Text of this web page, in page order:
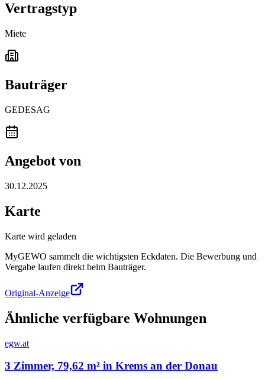
Vertragstyp
Miete
Bauträger
GEDESAG
Angebot von
30.12.2025
Karte
Karte wird geladen
MyGEWO sammelt die wichtigsten Eckdaten. Die Bewerbung und
Vergabe laufen direkt beim Bauträger.
Original-Anzeige
Ähnliche verfügbare Wohnungen
egw.at
3 Zimmer, 79,62 m² in Krems an der Donau